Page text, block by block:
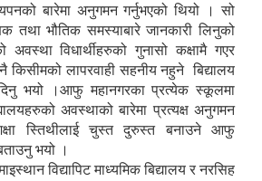
बारेमा अनुगमन गर्नुभएको थियो । सो
तथा भौतिक समस्याबारे जानकारी लिनुको
अवस्था विधार्थीहरुको गुनासो कक्षामै गएर
लापरवाही सहनीय नहुने बिद्यालय
दिनु भयो ।आफु महानगरका प्रत्येक स्कूलमा
अवस्थाको बारेमा प्रत्यक्ष अनुगमन
स्तिथीलाई चुस्त दुरुस्त बनाउने आफु
भयो ।
विद्यापिट माध्यमिक बिद्यालय र नरसिह